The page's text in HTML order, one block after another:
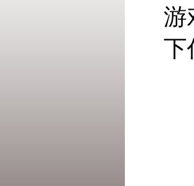
游
下